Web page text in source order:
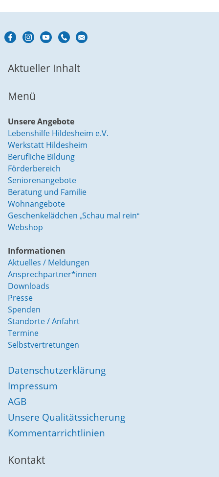
Aktueller Inhalt
Menü
Unsere Angebote
Lebenshilfe Hildesheim e.V.
Werkstatt Hildesheim
Berufliche Bildung
Förderbereich
Seniorenangebote
Beratung und Familie
Wohnangebote
Geschenkelädchen „Schau mal rein“
Webshop
Informationen
Aktuelles / Meldungen
Ansprechpartner*innen
Downloads
Presse
Spenden
Standorte / Anfahrt
Termine
Selbstvertretungen
Datenschutzerklärung
Impressum
AGB
Unsere Qualitätssicherung
Kommentarrichtlinien
Kontakt